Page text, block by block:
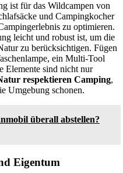
ist für das Wildcampen von
und Campingkocher
zu optimieren.
leicht und robust ist, um die
zu berücksichtigen. Fügen
ein Multi-Tool
Elemente sind nicht nur
respektieren Camping,
Umgebung schonen.
überall abstellen?
Eigentum